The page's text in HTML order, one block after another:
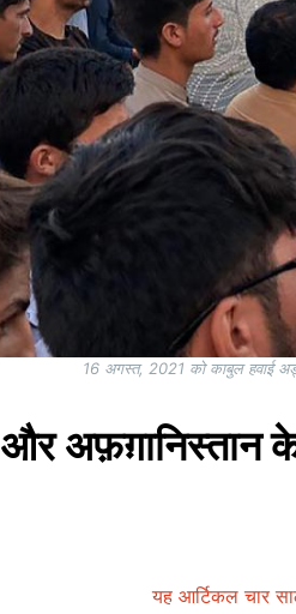
16 अगस्त, 2021 को काबुल हवाई
अफ़ग़ानिस्तान
यह आर्टिकल चार